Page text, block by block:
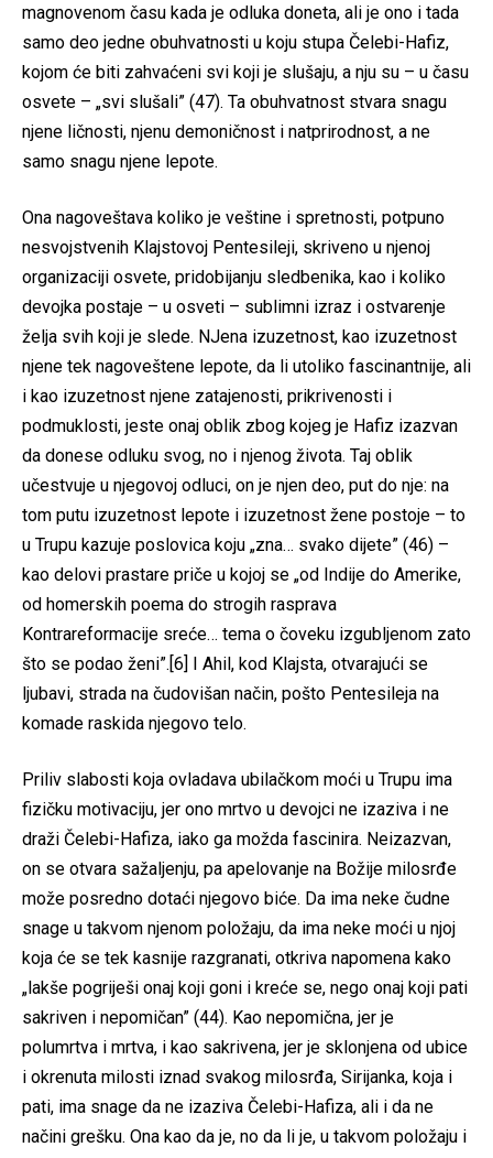
magnovenom času kada je odluka doneta, ali je ono i tada
samo deo jedne obuhvatnosti u koju stupa Čelebi-Hafiz,
kojom će biti zahvaćeni svi koji je slušaju, a nju su – u času
osvete – „svi slušali” (47). Ta obuhvatnost stvara snagu
njene ličnosti, njenu demoničnost i natprirodnost, a ne
samo snagu njene lepote.
Ona nagoveštava koliko je veštine i spretnosti, potpuno
nesvojstvenih Klajstovoj Pentesileji, skriveno u njenoj
organizaciji osvete, pridobijanju sledbenika, kao i koliko
devojka postaje – u osveti – sublimni izraz i ostvarenje
želja svih koji je slede. NJena izuzetnost, kao izuzetnost
njene tek nagoveštene lepote, da li utoliko fascinantnije, ali
i kao izuzetnost njene zatajenosti, prikrivenosti i
podmuklosti, jeste onaj oblik zbog kojeg je Hafiz izazvan
da donese odluku svog, no i njenog života. Taj oblik
učestvuje u njegovoj odluci, on je njen deo, put do nje: na
tom putu izuzetnost lepote i izuzetnost žene postoje – to
u Trupu kazuje poslovica koju „zna… svako dijete” (46) –
kao delovi prastare priče u kojoj se „od Indije do Amerike,
od homerskih poema do strogih rasprava
Kontrareformacije sreće… tema o čoveku izgubljenom zato
što se podao ženi”.[6] I Ahil, kod Klajsta, otvarajući se
ljubavi, strada na čudovišan način, pošto Pentesileja na
komade raskida njegovo telo.
Priliv slabosti koja ovladava ubilačkom moći u Trupu ima
fizičku motivaciju, jer ono mrtvo u devojci ne izaziva i ne
draži Čelebi-Hafiza, iako ga možda fascinira. Neizazvan,
on se otvara sažaljenju, pa apelovanje na Božije milosrđe
može posredno dotaći njegovo biće. Da ima neke čudne
snage u takvom njenom položaju, da ima neke moći u njoj
koja će se tek kasnije razgranati, otkriva napomena kako
„lakše pogriješi onaj koji goni i kreće se, nego onaj koji pati
sakriven i nepomičan” (44). Kao nepomična, jer je
polumrtva i mrtva, i kao sakrivena, jer je sklonjena od ubice
i okrenuta milosti iznad svakog milosrđa, Sirijanka, koja i
pati, ima snage da ne izaziva Čelebi-Hafiza, ali i da ne
načini grešku. Ona kao da je, no da li je, u takvom položaju i